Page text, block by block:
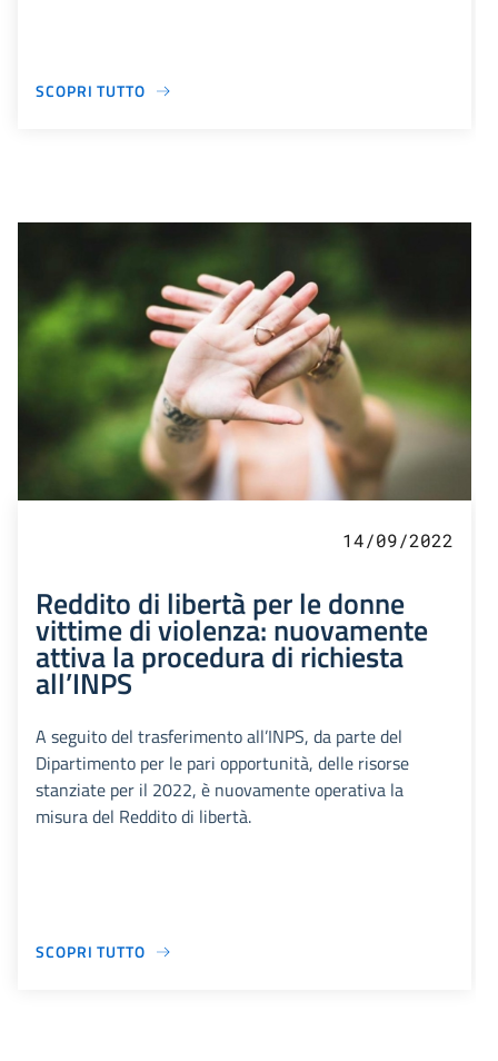
SCOPRI TUTTO
14/09/2022
Reddito di libertà per le donne
vittime di violenza: nuovamente
attiva la procedura di richiesta
all’INPS
A seguito del trasferimento all’INPS, da parte del
Dipartimento per le pari opportunità, delle risorse
stanziate per il 2022, è nuovamente operativa la
misura del Reddito di libertà.
SCOPRI TUTTO